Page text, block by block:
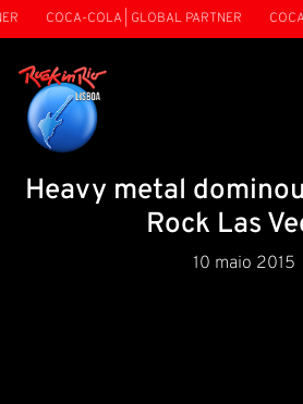
COCA-COLA | GLOBAL PARTNER
Heavy metal
Rock Las
10 maio 2015